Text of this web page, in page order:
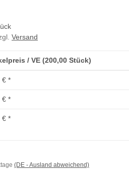
Versand
/ VE (200,00 Stück)
€ *
€ *
€ *
(DE - Ausland abweichend)